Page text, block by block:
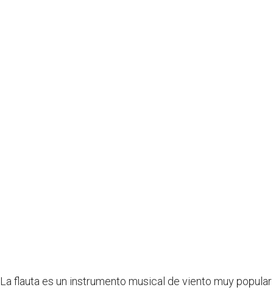
La flauta es un instrumento musical de viento muy popular